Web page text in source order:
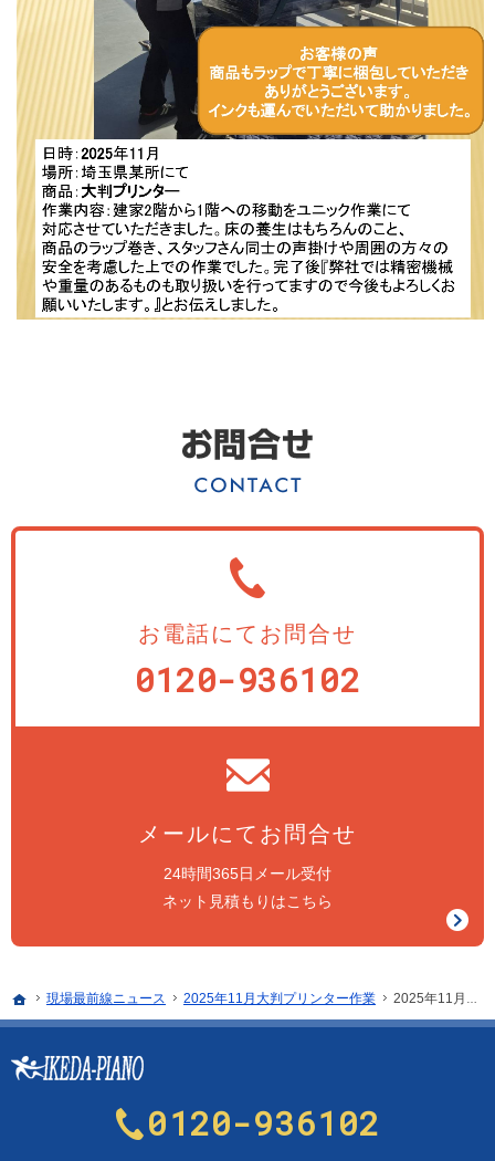
お電話にてお問合せ
0120-936102
メールにてお問合せ
24時間365日メール受付
ネット見積もりはこちら
ホーム
現場最前線ニュース 2025年11月大判プリンター作業 2025年11月 大判プリンター作業
0120-936102